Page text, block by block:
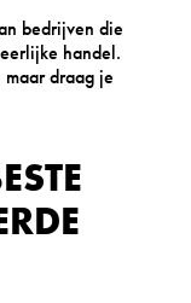
bedrijven die
handel.
draag je